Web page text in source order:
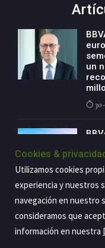
un
de
Cookies &
Utilizamos cookies
experiencia y nuestros
navegación en nuestro
consideramos que
información en nuestra